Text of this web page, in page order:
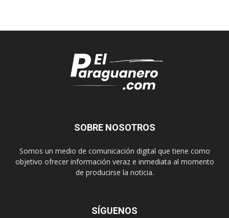
SOBRE NOSOTROS
Somos un medio de comunicación digital que tiene como
objetivo ofrecer información veraz e inmediata al momento
de producirse la noticia.
SÍGUENOS